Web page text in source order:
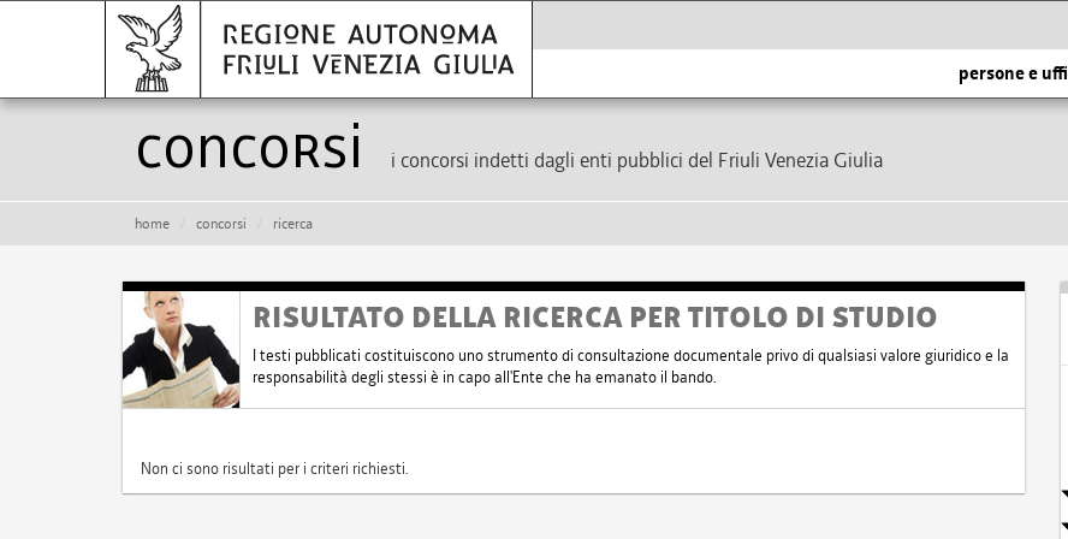
persone e
Concorsi i concorsi indetti dagli enti pubblici del Friuli Venezia Giulia
home concorsi ricerca
RISULTATO DELLA RICERCA PER TITOLO DI STUDIO
I testi pubblicati costituiscono uno strumento di consultazione documentale privo di qualsiasi valore giuridico e la
responsabilità degli stessi è in capo all'Ente che ha emanato il bando.
Non ci sono risultati per i criteri richiesti.